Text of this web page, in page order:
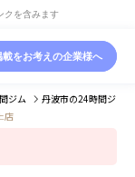
クを含みます
載をお考えの企業様へ
ジム 丹波市の24時間ジ
店